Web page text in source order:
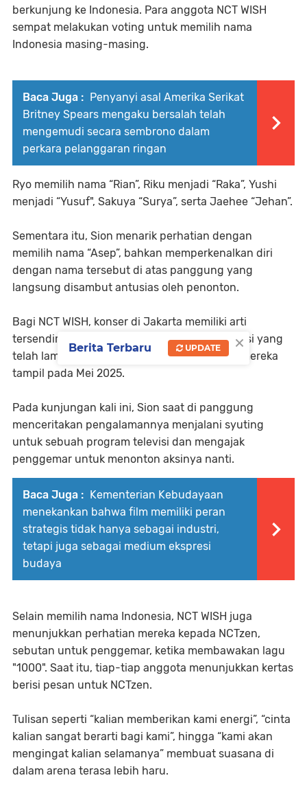
berkunjung ke Indonesia. Para anggota NCT WISH
sempat melakukan voting untuk memilih nama
Indonesia masing-masing.
Baca Juga : Penyanyi asal Amerika Serikat
Britney Spears mengaku bersalah telah
mengemudi secara sembrono dalam
perkara pelanggaran ringan
Ryo memilih nama “Rian”, Riku menjadi “Raka”, Yushi
menjadi “Yusuf", Sakuya “Surya”, serta Jaehee “Jehan”.
Sementara itu, Sion menarik perhatian dengan
memilih nama “Asep”, bahkan memperkenalkan diri
dengan nama tersebut di atas panggung yang
langsung disambut antusias oleh penonton.
Bagi NCT WISH, konser di Jakarta memiliki arti
tersendiri. Kota ini menjadi salah satu destinasi yang
telah lama mereka nantikan, apalagi setelah mereka
tampil pada Mei 2025.
Pada kunjungan kali ini, Sion saat di panggung
menceritakan pengalamannya menjalani syuting
untuk sebuah program televisi dan mengajak
penggemar untuk menonton aksinya nanti.
Baca Juga : Kementerian Kebudayaan
menekankan bahwa film memiliki peran
strategis tidak hanya sebagai industri,
tetapi juga sebagai medium ekspresi
budaya
Selain memilih nama Indonesia, NCT WISH juga
menunjukkan perhatian mereka kepada NCTzen,
sebutan untuk penggemar, ketika membawakan lagu
"1000". Saat itu, tiap-tiap anggota menunjukkan kertas
berisi pesan untuk NCTzen.
Tulisan seperti “kalian memberikan kami energi”, “cinta
kalian sangat berarti bagi kami”, hingga “kami akan
mengingat kalian selamanya” membuat suasana di
dalam arena terasa lebih haru.
×
Berita Terbaru UPDATE